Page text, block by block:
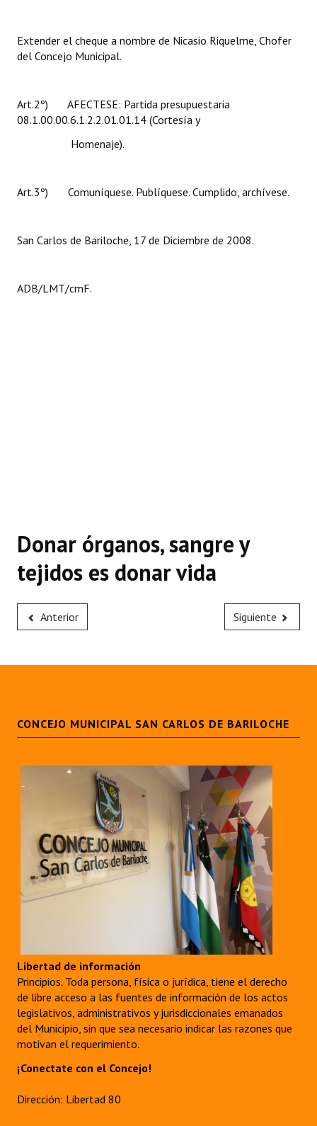
Extender el cheque a nombre de Nicasio Riquelme, Chofer
del Concejo Municipal.
Art.2º) AFECTESE: Partida presupuestaria
08.1.00.00.6.1.2.2.01.01.14 (Cortesía y
Homenaje).
Art.3º) Comuníquese. Publíquese. Cumplido, archívese.
San Carlos de Bariloche, 17 de Diciembre de 2008.
ADB/LMT/cmF.
Donar órganos, sangre y
tejidos es donar vida
Anterior Siguiente
CONCEJO MUNICIPAL SAN CARLOS DE BARILOCHE
Libertad de información
Principios. Toda persona, física o jurídica, tiene el derecho
de libre acceso a las fuentes de información de los actos
legislativos, administrativos y jurisdiccionales emanados
del Municipio, sin que sea necesario indicar las razones que
motivan el requerimiento.
¡Conectate con el Concejo!
Dirección: Libertad 80